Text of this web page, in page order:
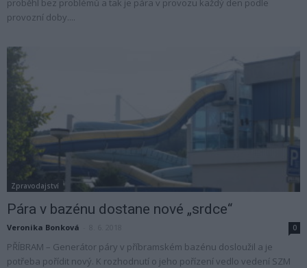
proběhl bez problémů a tak je pára v provozu každý den podle
provozní doby....
Zpravodajství
Pára v bazénu dostane nové „srdce“
Veronika Bonková 0
PŘÍBRAM – Generátor páry v příbramském bazénu dosloužil a je
potřeba pořídit nový. K rozhodnutí o jeho pořízení vedlo vedení SZM